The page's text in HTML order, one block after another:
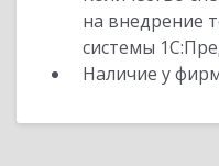
на внедрение
системы
Наличие у